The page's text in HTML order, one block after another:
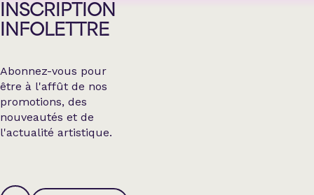
INSCRIPTION
INFOLETTRE
Abonnez-vous pour
être à l'affût de nos
promotions, des
nouveautés et de
l'actualité artistique.